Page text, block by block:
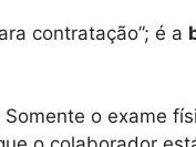
contratação”; é a
Somente o exame